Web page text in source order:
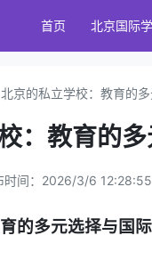
首页 北京国际
北京的私立学校：教育的
：教育的
时间：2026/3/6 12:28:55
的多元选择与国